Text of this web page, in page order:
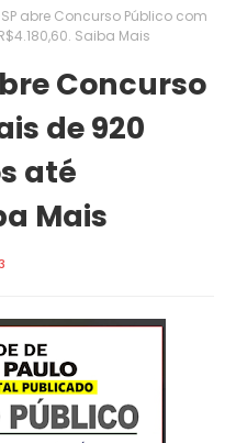
abre Concurso Público com
Saiba Mais
Concurso
de 920
até
Mais